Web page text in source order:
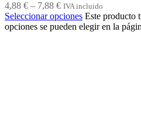
4,88 € – 7,88 € IVA incluido
Seleccionar opciones Este producto
opciones se pueden elegir en la